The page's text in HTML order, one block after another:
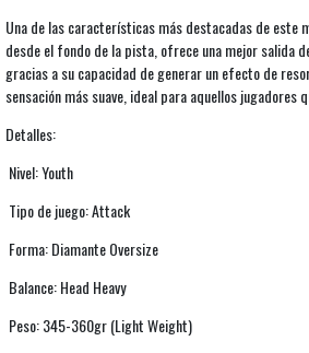
Una de las características más destacadas de este
desde el fondo de la pista, ofrece una mejor salida
gracias a su capacidad de generar un efecto de
sensación más suave, ideal para aquellos jugadores
Detalles:
Nivel: Youth
Tipo de juego: Attack
Forma: Diamante Oversize
Balance: Head Heavy
Peso: 345-360gr (Light Weight)